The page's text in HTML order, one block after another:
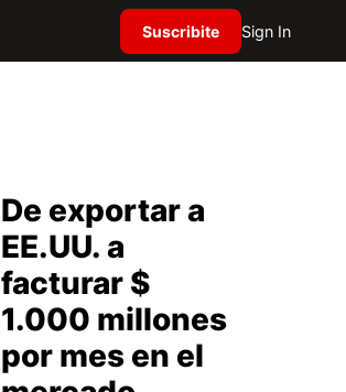
Suscribite Sign In
De exportar a
EE.UU. a
facturar $
1.000 millones
por mes en el